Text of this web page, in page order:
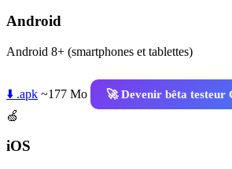
Android
Android 8+ (smartphones et tablettes)
⬇️ .apk ~177 Mo
🚀 Devenir bêta testeur
🍏
iOS